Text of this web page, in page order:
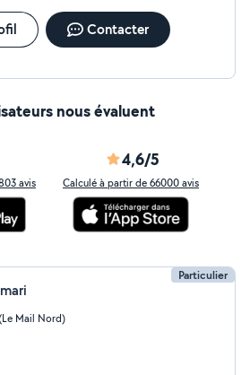
et créativité, je suis la
vous aider à atteindre vos
Contacter
nous évaluent
avis
4,6/5
Calculé à partir de 66000 avis
Particulier
Mail Nord)